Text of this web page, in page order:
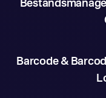
Barcode &